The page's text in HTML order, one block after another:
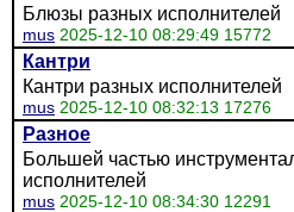
Блюзы разных исполнителей
mus 2025-12-10 08:29:49 15772
Кантри
Кантри разных исполнителей
mus 2025-12-10 08:32:13 17276
Разное
Большей частью
исполнителей
mus 2025-12-10 08:34:30 12291